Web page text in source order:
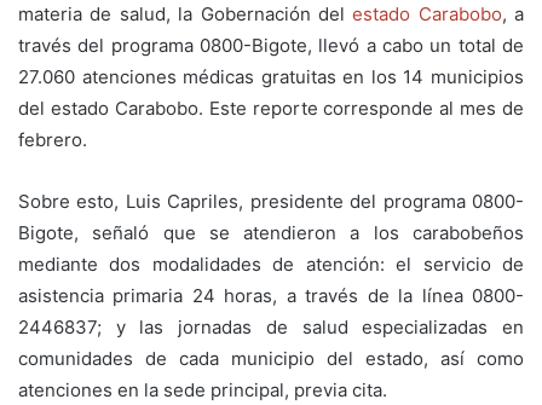
materia de salud, la Gobernación delestado Carabobo, a
través del programa 0800-Bigote, llevó a cabo un total de
27.060 atenciones médicas gratuitas en los 14 municipios
del estado Carabobo. Este reporte corresponde al mes de
febrero.
Sobre esto, Luis Capriles, presidente del programa 0800-
Bigote, señaló que se atendieron a los carabobeños
mediante dos modalidades de atención: el servicio de
asistencia primaria 24 horas, a través de la línea 0800-
2446837; y las jornadas de salud especializadas en
comunidades de cada municipio del estado, así como
atenciones en la sede principal, previa cita.